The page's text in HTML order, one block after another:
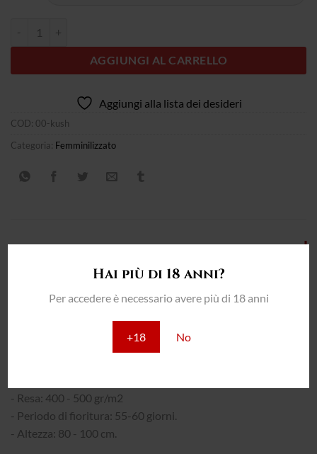
Hai più di 18 anni?
Per accedere è necessario avere più di 18 anni
+18 No
AGGIUNGI AL CARRELLO
Aggiungi alla lista dei desideri
COD: 00-kush
Categoria: Femminilizzato
- Resa: 400 - 500 gr/m2
- Periodo di fioritura: 55-60 giorni.
- Altezza: 80 - 100 cm.